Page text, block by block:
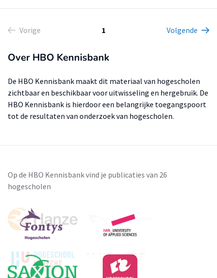
Vorige 1 Volgende
Over HBO Kennisbank
De HBO Kennisbank maakt dit materiaal van hogescholen
zichtbaar en beschikbaar voor uitwisseling en hergebruik. De
HBO Kennisbank is hierdoor een belangrijke toegangspoort
tot de resultaten van onderzoek van hogescholen.
Op de HBO Kennisbank vind je publicaties van 26
hogescholen